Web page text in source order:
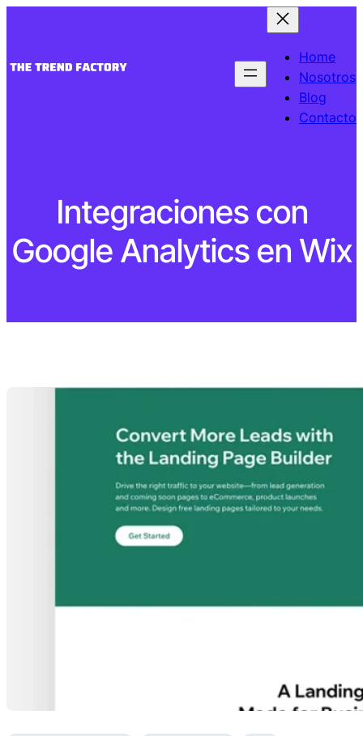
Home
Nosotros
Blog
Contacto
Integraciones con
Google Analytics en Wix